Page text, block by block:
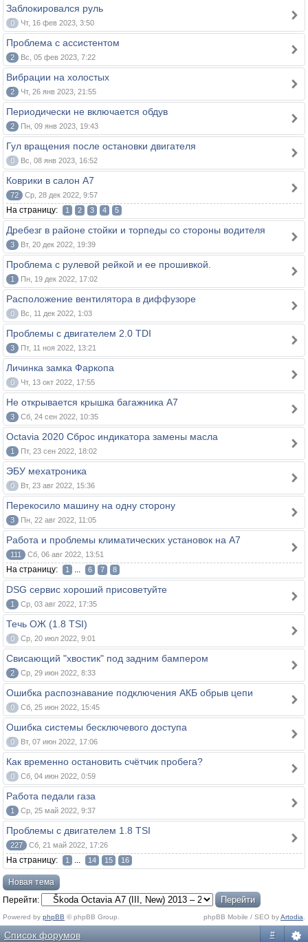
Заблокировался руль
0 Чт, 16 фев 2023, 3:50
Проблема с ассистентом
2 Вс, 05 фев 2023, 7:22
Вибрации на холостых
2 Чт, 26 янв 2023, 21:55
Периодически не включается обдув
2 Пн, 09 янв 2023, 19:43
Гул вращения после остановки двигателя
0 Вс, 08 янв 2023, 16:52
Коврики в салон А7
72 Ср, 28 дек 2022, 9:57
На страницу: 1 2 3 4 5
Дребезг в районе стойки и торпеды со стороны водителя
3 Вт, 20 дек 2022, 19:39
Проблема с рулевой рейкой и ее прошивкой.
1 Пн, 19 дек 2022, 17:02
Расположение вентилятора в диффузоре
0 Вс, 11 дек 2022, 1:03
Проблемы с двигателем 2.0 TDI
3 Пт, 11 ноя 2022, 13:21
Личинка замка Фаркопа
0 Чт, 13 окт 2022, 17:55
Не открывается крышка багажника А7
3 Сб, 24 сен 2022, 10:35
Octavia 2020 Сброс индикатора замены масла
1 Пт, 23 сен 2022, 18:02
ЭБУ мехатроника
0 Вт, 23 авг 2022, 15:36
Перекосило машину на одну сторону
3 Пн, 22 авг 2022, 11:05
Работа и проблемы климатических установок на А7
111 Сб, 06 авг 2022, 13:51
На страницу: 1 ... 6 7 8
DSG сервис хороший присоветуйте
1 Ср, 03 авг 2022, 17:35
Течь ОЖ (1.8 TSI)
0 Ср, 20 июл 2022, 9:01
Свисающий "хвостик" под задним бампером
2 Ср, 29 июн 2022, 8:33
Ошибка распознавание подключения АКБ обрыв цепи
0 Сб, 25 июн 2022, 15:45
Ошибка системы бесключевого доступа
0 Вт, 07 июн 2022, 17:06
Как временно остановить счётчик пробега?
0 Сб, 04 июн 2022, 0:59
Работа педали газа
1 Ср, 25 май 2022, 9:37
Проблемы c двигателем 1.8 TSI
227 Сб, 21 май 2022, 17:26
На страницу: 1 ... 14 15 16
Новая тема
Перейти:
Powered by phpBB © phpBB Group. phpBB Mobile / SEO byArtodia
Список форумов #